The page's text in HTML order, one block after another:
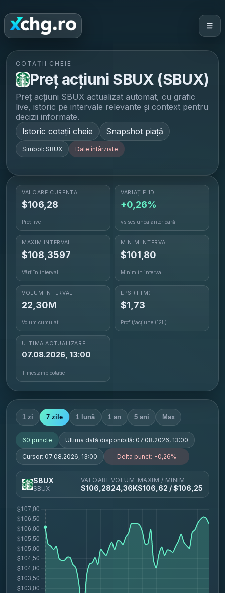
COTAȚII CHEIE
Preț acțiuni SBUX (SBUX)
Preț acțiuni SBUX actualizat automat, cu grafic
live, istoric pe intervale relevante și context pentru
decizii informate.
Istoric cotații cheie
Snapshot piață
Simbol: SBUX Date întârziate
VALOARE CURENTĂ
$106,28
Preț live
VARIAȚIE 1D
+0,26%
vs sesiunea anterioară
MAXIM INTERVAL
$108,3597
Vârf în interval
MINIM INTERVAL
$101,80
Minim în interval
VOLUM INTERVAL
22,30M
Volum cumulat
EPS (TTM)
$1,73
Profit/acțiune (12L)
ULTIMA ACTUALIZARE
07.08.2026, 13:00
Timestamp cotație
1 zi 7 zile 1 lună 1 an 5 ani Max
60 puncte Ultima dată disponibilă: 07.08.2026, 13:00
Cursor: 07.08.2026, 13:00 Delta punct: -0,26%
SBUX
SBUX
VALOARE
$106,28
VOLUM
24,36K
MAXIM / MINIM
$106,62 / $106,25